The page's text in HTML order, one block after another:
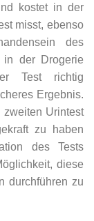
kostet in der
misst, ebenso
des
in der Drogerie
Test richtig
Ergebnis.
Urintest
zu haben
des Tests
diese
durchführen zu